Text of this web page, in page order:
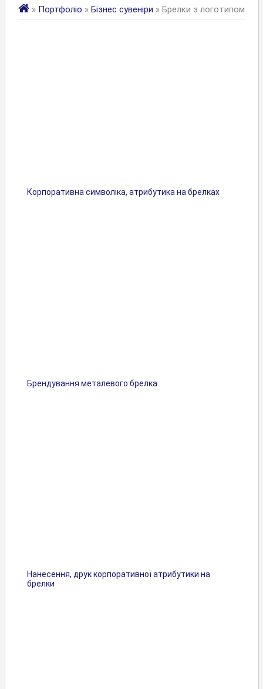
» Портфоліо » Бізнес сувеніри » Брелки з логотипом
Корпоративна символіка, атрибутика на брелках
Брендування металевого брелка
Нанесення, друк корпоративної атрибутики на
брелки